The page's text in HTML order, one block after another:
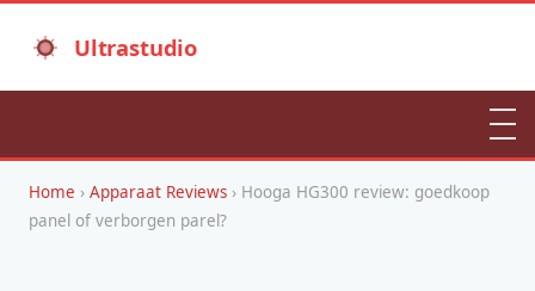
Ultrastudio
Home › Apparaat Reviews › Hooga HG300 review: goedkoop
panel of verborgen parel?